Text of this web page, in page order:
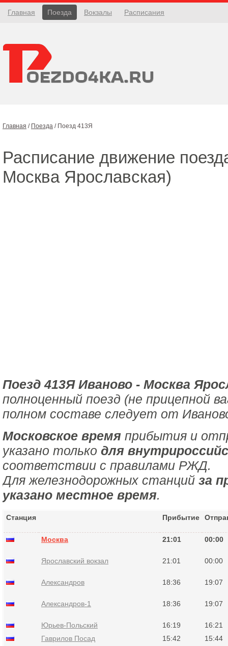
Главная Поезда Вокзалы Расписания
Главная / Поезда / Поезд 413Я
Расписание движение
Москва Ярославская)
Поезд 413Я Иваново - Москва
полноценный поезд (не прицепной
полном составе следует от
Московское время прибытия и
указано только для
соответствии с правилами РЖД.
Для железнодорожных станций за
указано местное время.
Станция Прибытие
Москва 21:01 00:00
Ярославский вокзал 21:01 00:00
Александров 18:36 19:07
Александров-1 18:36 19:07
Юрьев-Польский 16:19
16:21
Гаврилов Посад
15:42 15:44